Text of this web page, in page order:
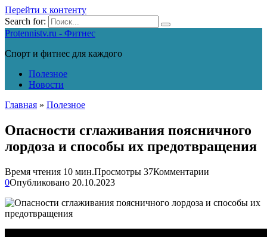
Перейти к контенту
Search for:
Protennistv.ru - Фитнес
Спорт и фитнес для каждого
Полезное
Новости
Главная » Полезное
Опасности сглаживания поясничного
лордоза и способы их предотвращения
Время чтения 10 мин.Просмотры 37Комментарии
0Опубликовано 20.10.2023